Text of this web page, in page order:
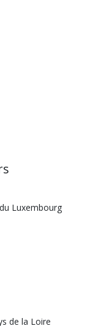
Luxembourg
de la Loire